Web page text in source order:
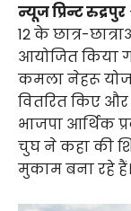
न्यूज प्रिन्ट रुद्रपुर
12 के छात्र-
आयोजित किया
कमला नेहरू
वितरित किए
भाजपा आर्थिक
चुघ ने कहा की
मुकाम बना रहे हैं।